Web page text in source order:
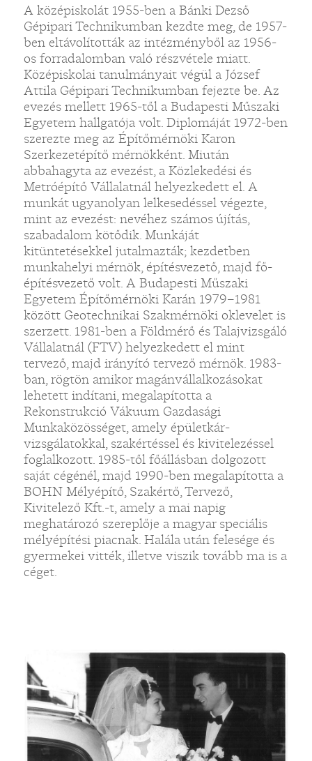
A középiskolát 1955-ben a Bánki Dezső
Gépipari Technikumban kezdte meg, de 1957-
ben eltávolították az intézményből az 1956-
os forradalomban való részvétele miatt.
Középiskolai tanulmányait végül a József
Attila Gépipari Technikumban fejezte be. Az
evezés mellett 1965-től a Budapesti Műszaki
Egyetem hallgatója volt. Diplomáját 1972-ben
szerezte meg az Építőmérnöki Karon
Szerkezetépítő mérnökként. Miután
abbahagyta az evezést, a Közlekedési és
Metróépítő Vállalatnál helyezkedett el. A
munkát ugyanolyan lelkesedéssel végezte,
mint az evezést: nevéhez számos újítás,
szabadalom kötődik. Munkáját
kitüntetésekkel jutalmazták; kezdetben
munkahelyi mérnök, építésvezető, majd fő-
építésvezető volt. A Budapesti Műszaki
Egyetem Építőmérnöki Karán 1979–1981
között Geotechnikai Szakmérnöki oklevelet is
szerzett. 1981-ben a Földmérő és Talajvizsgáló
Vállalatnál (FTV) helyezkedett el mint
tervező, majd irányító tervező mérnök. 1983-
ban, rögtön amikor magánvállalkozásokat
lehetett indítani, megalapította a
Rekonstrukció Vákuum Gazdasági
Munkaközösséget, amely épületkár-
vizsgálatokkal, szakértéssel és kivitelezéssel
foglalkozott. 1985-től főállásban dolgozott
saját cégénél, majd 1990-ben megalapította a
BOHN Mélyépítő, Szakértő, Tervező,
Kivitelező Kft.-t, amely a mai napig
meghatározó szereplője a magyar speciális
mélyépítési piacnak. Halála után felesége és
gyermekei vitték, illetve viszik tovább ma is a
céget.